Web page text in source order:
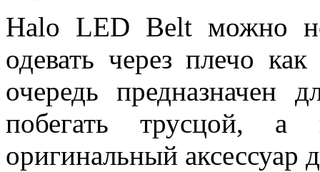
Halo LED Belt можно
одевать через плечо
очередь предназначен
побегать трусцой, а
оригинальный аксессуар